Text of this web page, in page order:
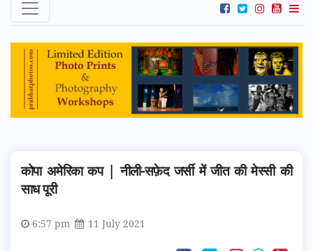
कोपा अमेरिका कप | नीली-सफ़ेद जर्सी में जीत की मेस्सी की
साध पूरी
6:57 pm 11 July 2021